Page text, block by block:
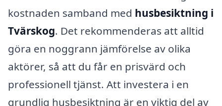
kostnaden samband med husbesiktning i
Tvärskog. Det rekommenderas att alltid
göra en noggrann jämförelse av olika
aktörer, så att du får en prisvärd och
professionell tjänst. Att investera i en
grundlig husbesiktning är en viktig del av